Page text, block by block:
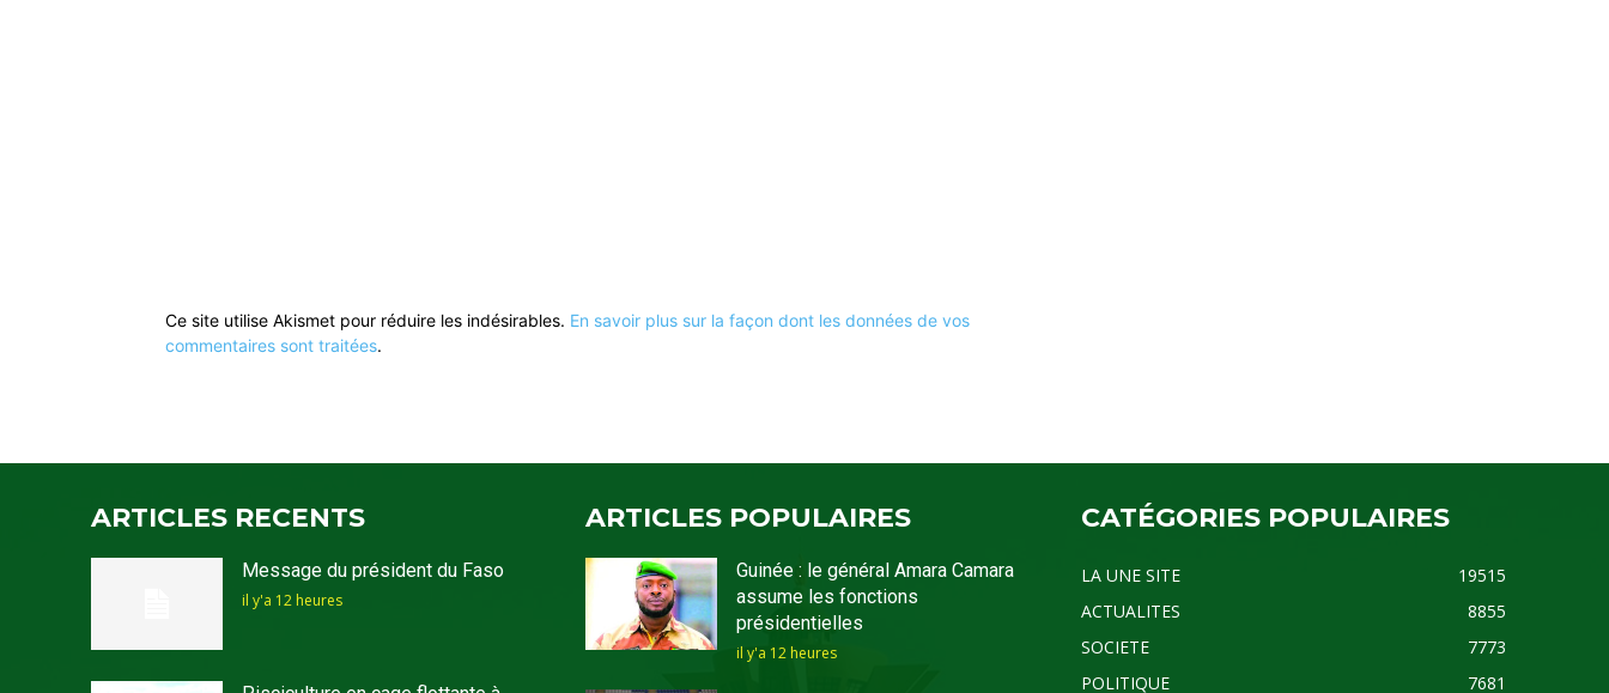
Ce site utilise Akismet pour réduire les indésirables. En savoir plus sur la façon dont les données de vos
commentaires sont traitées.
ARTICLES RECENTS
Message du président du Faso
il y'a 12 heures
ARTICLES POPULAIRES
Guinée : le général Amara Camara
assume les fonctions
présidentielles
il y'a 12 heures
CATÉGORIES POPULAIRES
LA UNE SITE
19515
ACTUALITES
8855
SOCIETE
7773
POLITIQUE
7681